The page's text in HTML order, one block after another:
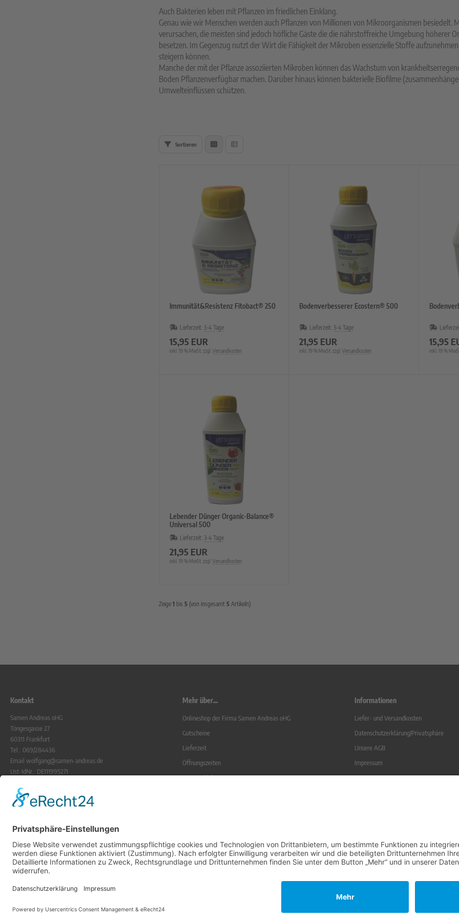
Auch Bakterien leben mit Pflanzen im friedlichen Einklang.
Genau wie wir Menschen werden auch Pflanzen von Millionen von Mikroorganismen besiedelt.
verursachen, die meisten sind jedoch höfliche Gäste die die nährstoffreiche Umgebung höherer
besetzen. Im Gegenzug nutzt der Wirt die Fähigkeit der Mikroben essenzielle Stoffe
steigern können.
Manche der mit der Pflanze assoziierten Mikroben können das Wachstum von
Boden Pflanzenverfügbar machen. Darüber hinaus können bakterielle Biofilme
Umwelteinflüssen schützen.
Sortieren
Immunität&Resistenz Fitobact® 250
Lieferzeit: 3-4 Tage
15,95 EUR
inkl. 19 % MwSt. zzgl. Versandkosten
Bodenverbesserer Ecostern® 500
Lieferzeit:3-4 Tage
21,95 EUR
inkl. 19 % MwSt. zzgl.Versandkosten
15,95
inkl. 19 %
Lebender Dünger Organic-Balance®
Universal 500
Lieferzeit: 3-4 Tage
21,95 EUR
inkl. 19 % MwSt. zzgl. Versandkosten
Zeige 1 bis 5 (von insgesamt 5 Artikeln)
Kontakt
Samen Andreas oHG
Töngesgasse 27
60311 Frankfurt
Tel.: 069/284436
Email wolfgang@samen-andreas.de
Ust-IdNr.: DE111995271
Gerichtsstand ist Frankfurt a.M.
Registergericht Frankfurt/M.
Mehr über...
Onlineshop der Firma Samen Andreas oHG
Gutscheine
Lieferzeit
Öffnungszeiten
Zur Geschichte
Informationen
Liefer- und Versandkosten
Datenschutzerklärung/Privatsphäre
Unsere AGB
Impressum
Online-Streitbeilegung
Samen-Andreas oHG © 2026 | Template © 2009-2026 by modified eCommerce Shopsoftware